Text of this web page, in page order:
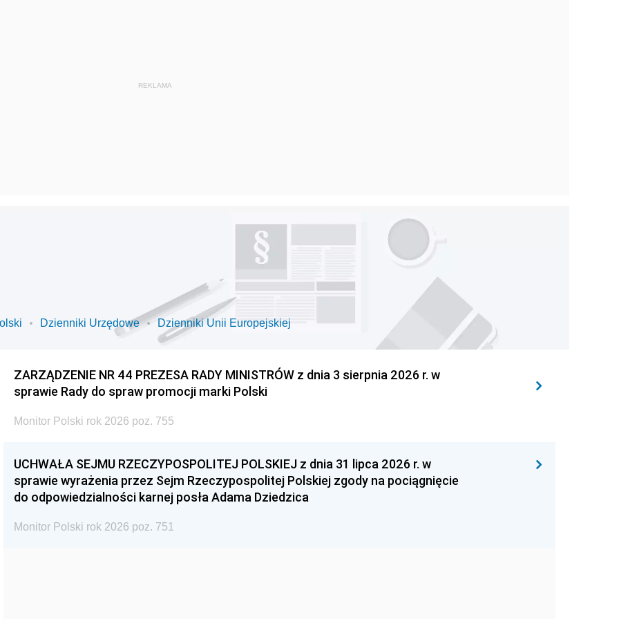
Dzienniki Urzędowe Dzienniki Unii Europejskiej
ZARZĄDZENIE NR 44 PREZESA RADY MINISTRÓW z dnia 3 sierpnia 2026 r. w
sprawie Rady do spraw promocji marki Polski
Monitor Polski rok 2026 poz. 755
UCHWAŁA SEJMU RZECZYPOSPOLITEJ POLSKIEJ z dnia 31 lipca 2026 r. w
sprawie wyrażenia przez Sejm Rzeczypospolitej Polskiej zgody na pociągnięcie
do odpowiedzialności karnej posła Adama Dziedzica
Monitor Polski rok 2026 poz. 751